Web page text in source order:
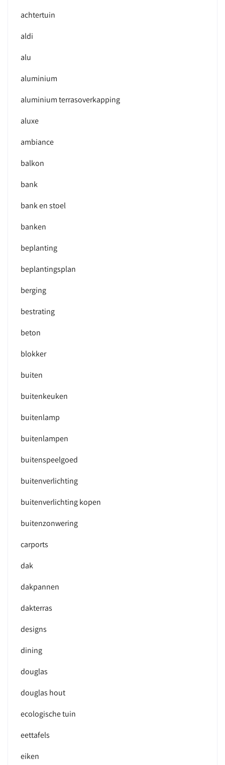
achtertuin
aldi
alu
aluminium
aluminium terrasoverkapping
aluxe
ambiance
balkon
bank
bank en stoel
banken
beplanting
beplantingsplan
berging
bestrating
beton
blokker
buiten
buitenkeuken
buitenlamp
buitenlampen
buitenspeelgoed
buitenverlichting
buitenverlichting kopen
buitenzonwering
carports
dak
dakpannen
dakterras
designs
dining
douglas
douglas hout
ecologische tuin
eettafels
eiken